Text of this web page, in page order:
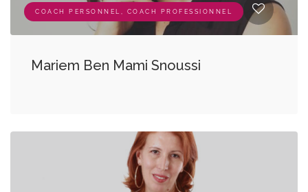
COACH PERSONNEL, COACH PROFESSIONNEL
Mariem Ben Mami Snoussi